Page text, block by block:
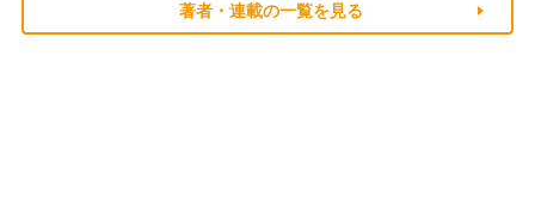
著者・連載の一覧を見る